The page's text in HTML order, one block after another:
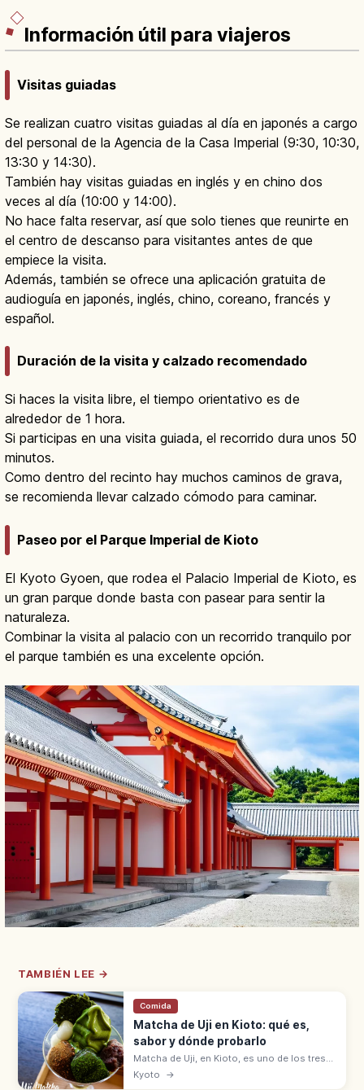
Información útil para viajeros
Visitas guiadas
Se realizan cuatro visitas guiadas al día en japonés a cargo
del personal de la Agencia de la Casa Imperial (9:30, 10:30,
13:30 y 14:30).
También hay visitas guiadas en inglés y en chino dos
veces al día (10:00 y 14:00).
No hace falta reservar, así que solo tienes que reunirte en
el centro de descanso para visitantes antes de que
empiece la visita.
Además, también se ofrece una aplicación gratuita de
audioguía en japonés, inglés, chino, coreano, francés y
español.
Duración de la visita y calzado recomendado
Si haces la visita libre, el tiempo orientativo es de
alrededor de 1 hora.
Si participas en una visita guiada, el recorrido dura unos 50
minutos.
Como dentro del recinto hay muchos caminos de grava,
se recomienda llevar calzado cómodo para caminar.
Paseo por el Parque Imperial de Kioto
El Kyoto Gyoen, que rodea el Palacio Imperial de Kioto, es
un gran parque donde basta con pasear para sentir la
naturaleza.
Combinar la visita al palacio con un recorrido tranquilo por
el parque también es una excelente opción.
TAMBIÉN LEE →
Comida
Matcha de Uji en Kioto: qué es,
sabor y dónde probarlo
Matcha de Uji, en Kioto, es uno de los tres
grandes tés de Japón con Shizuoka y
Sayama. Origen en 1191 con Eisai,
Kyoto →